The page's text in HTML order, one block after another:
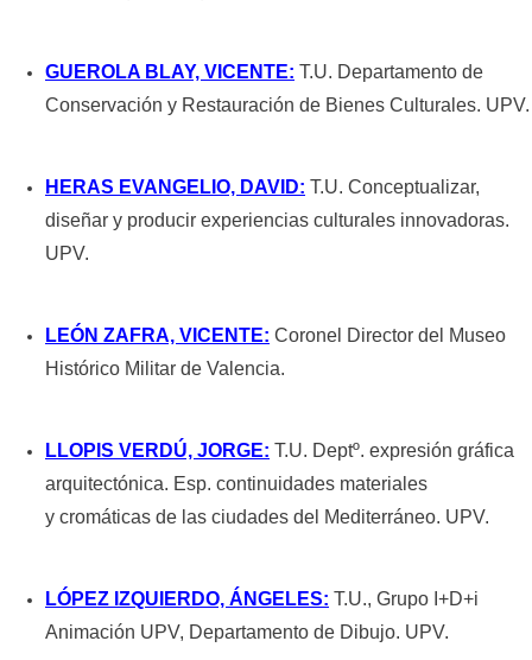
GUEROLA BLAY, VICENTE: T.U. Departamento de
Conservación y Restauración de Bienes Culturales. UPV.
HERAS EVANGELIO, DAVID: T.U. Conceptualizar,
diseñar y producir experiencias culturales innovadoras.
UPV.
LEÓN ZAFRA, VICENTE: Coronel Director del Museo
Histórico Militar de Valencia.
LLOPIS VERDÚ, JORGE: T.U. Deptº. expresión gráfica
arquitectónica. Esp. continuidades materiales
y cromáticas de las ciudades del Mediterráneo. UPV.
LÓPEZ IZQUIERDO, ÁNGELES: T.U., Grupo I+D+i
Animación UPV, Departamento de Dibujo. UPV.